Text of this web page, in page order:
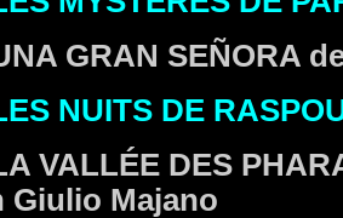
GRAN SEÑORA
NUITS DE
VALLÉE DES
Giulio Majano